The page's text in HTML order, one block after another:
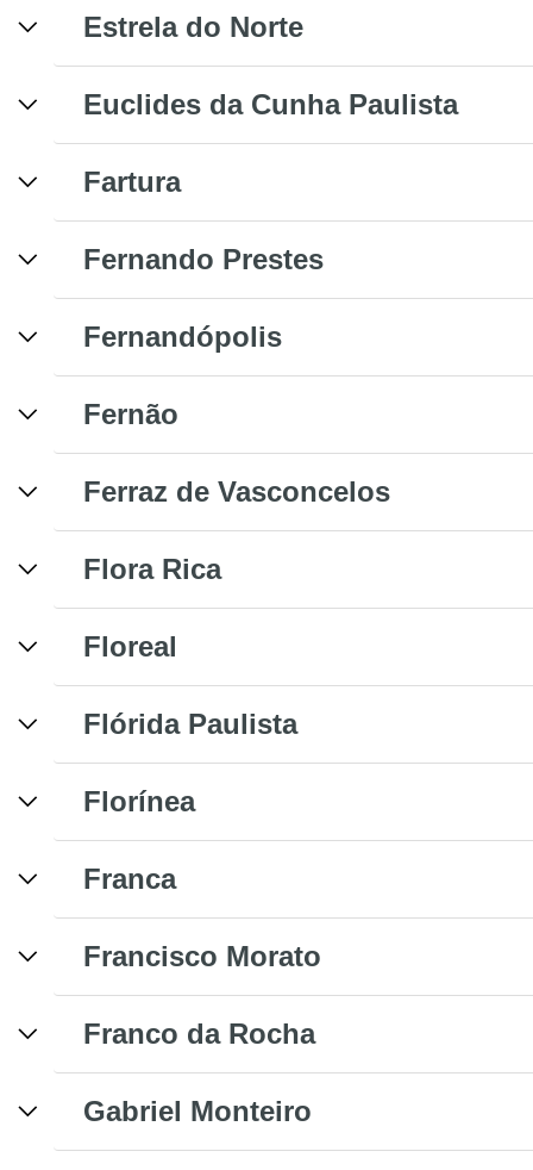
Estrela do Norte
Euclides da Cunha Paulista
Fartura
Fernando Prestes
Fernandópolis
Fernão
Ferraz de Vasconcelos
Flora Rica
Floreal
Flórida Paulista
Florínea
Franca
Francisco Morato
Franco da Rocha
Gabriel Monteiro